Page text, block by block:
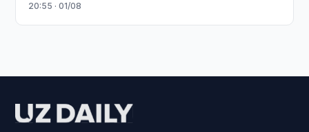
20:55 · 01/08